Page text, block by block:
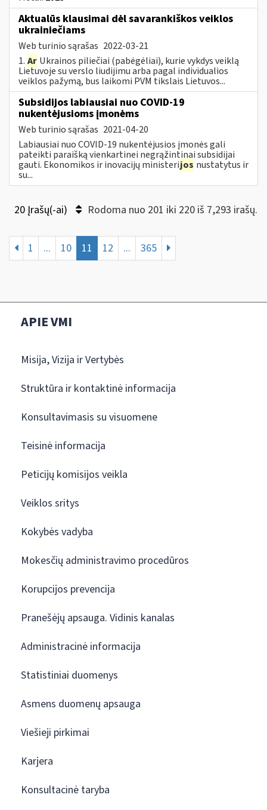
Aktualūs klausimai dėl savarankiškos veiklos
ukrainiečiams
Web turinio sąrašas 2022-03-21
1. Ar Ukrainos piliečiai (pabėgėliai), kurie vykdys veiklą
Lietuvoje su verslo liudijimu arba pagal individualios
veiklos pažymą, bus laikomi PVM tikslais Lietuvos...
Subsidijos labiausiai nuo COVID-19
nukentėjusioms įmonėms
Web turinio sąrašas 2021-04-20
Labiausiai nuo COVID-19 nukentėjusios įmonės gali
pateikti paraišką vienkartinei negrąžintinai subsidijai
gauti. Ekonomikos ir inovacijų ministerijos nustatytus ir
su...
20 Įrašų(-ai) Rodoma nuo 201 iki 220 iš 7,293 irašų.
1 ... 10 11 12 ... 365
APIE VMI
Misija, Vizija ir Vertybės
Struktūra ir kontaktinė informacija
Konsultavimasis su visuomene
Teisinė informacija
Peticijų komisijos veikla
Veiklos sritys
Kokybės vadyba
Mokesčių administravimo procedūros
Korupcijos prevencija
Pranešėjų apsauga. Vidinis kanalas
Administracinė informacija
Statistiniai duomenys
Asmens duomenų apsauga
Viešieji pirkimai
Karjera
Konsultacinė taryba